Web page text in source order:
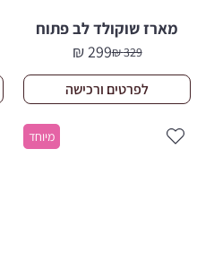
מארז שוקולד לב פתוח
329
₪המחיר
המקורי
היה:
299
₪
המחיר
הנוכחי
הוא:
לפרטים ורכישה
מיוחד